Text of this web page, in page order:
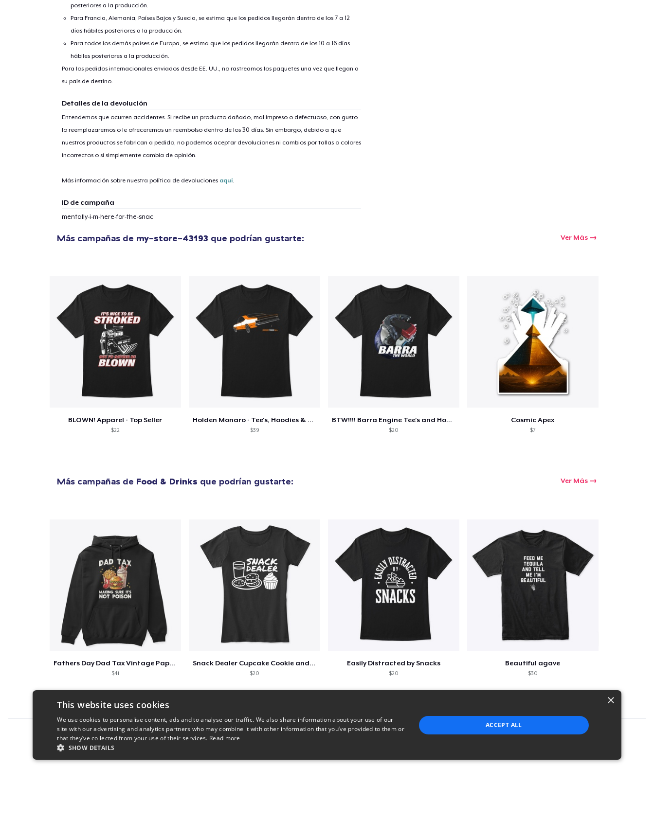
posteriores a la producción.
Para Francia, Alemania, Países Bajos y Suecia, se estima que los pedidos llegarán dentro de los 7 a 12
días hábiles posteriores a la producción.
Para todos los demás países de Europa, se estima que los pedidos llegarán dentro de los 10 a 16 días
hábiles posteriores a la producción.
Para los pedidos internacionales enviados desde EE. UU., no rastreamos los paquetes una vez que llegan a
su país de destino.
Detalles de la devolución
Entendemos que ocurren accidentes. Si recibe un producto dañado, mal impreso o defectuoso, con gusto
lo reemplazaremos o le ofreceremos un reembolso dentro de los 30 días. Sin embargo, debido a que
nuestros productos se fabrican a pedido, no podemos aceptar devoluciones ni cambios por tallas o colores
incorrectos o si simplemente cambia de opinión.
Más información sobre nuestra política de devoluciones aquí.
ID de campaña
mentally-i-m-here-for-the-snac
Más campañas de my-store-43193 que podrían gustarte: Ver Más
BLOWN! Apparel - Top Seller
$22
Holden Monaro - Tee's, Hoodies & More!
$39
BTW!!!! Barra Engine Tee's and Hoodies
$20
Cosmic Apex
$7
Más campañas de Food & Drinks que podrían gustarte: Ver Más
Fathers Day Dad Tax Vintage Papa T-Shirt
$41
Snack Dealer Cupcake Cookie and Milk
$20
Easily Distracted by Snacks
$20
Beautiful agave
$30
Report this product
1artículo añadido al carrito
Finalizar y pagar pedido
Unisex Premium Pullover Hoodie
40,99 US$
23,99 US$
Mug
Unisex Classic Crewneck Sweatshirt
32,99 US$
Women's Classic Tee
23,99 US$
Next Level 3600 | Premium Ring-Spun Cotton T-Shirt
×
This website uses cookies
We use cookies to personalise content, ads and to analyse our traffic. We also share information about your use of our
site with our advertising and analytics partners who may combine it with other information that you’ve provided to them or
that they’ve collected from your use of their services. Read more
SHOW DETAILS
ACCEPT ALL